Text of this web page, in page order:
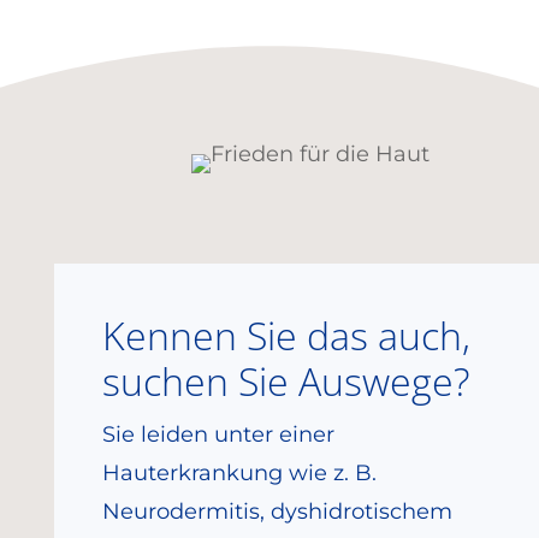
Kennen Sie das auch,
suchen Sie Auswege?
Sie leiden unter einer
Hauterkrankung wie z. B.
Neurodermitis, dyshidrotischem